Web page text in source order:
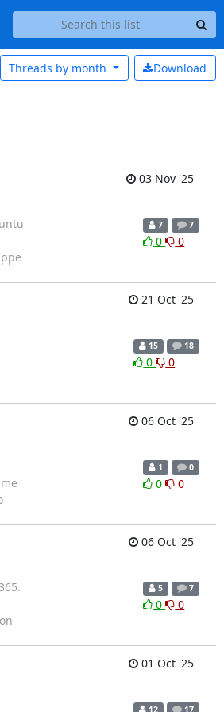
Download
Threads by month
03 Nov '25
7 7
0 0
21 Oct '25
15 18
0 0
06 Oct '25
1 0
0 0
06 Oct '25
5 7
0 0
01 Oct '25
12 17